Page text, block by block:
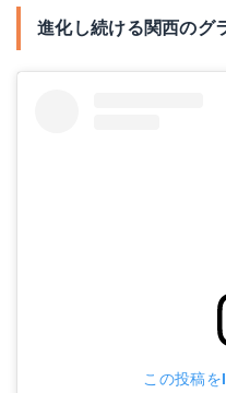
進化し続ける関西のグ
この投稿